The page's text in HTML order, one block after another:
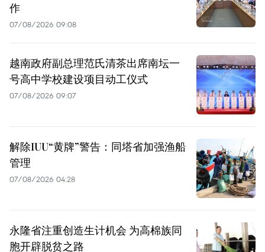
作
07/08/2026 09:08
越南政府副总理范氏清茶出席南坛一
号高中学校建设项目动工仪式
07/08/2026 09:07
解除IUU“黄牌”警告：同塔省加强渔船
管理
07/08/2026 04:28
永隆省注重创造生计机会 为高棉族同
胞开辟脱贫之路